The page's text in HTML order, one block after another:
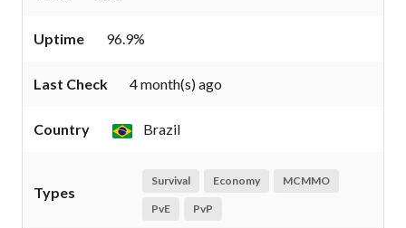
Uptime 96.9%
Last Check 4 month(s) ago
Country Brazil
Types
Survival Economy MCMMO
PvE PvP